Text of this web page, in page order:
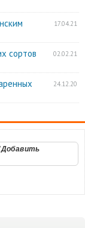
17.04.21
02.02.21
сортов
24.12.20